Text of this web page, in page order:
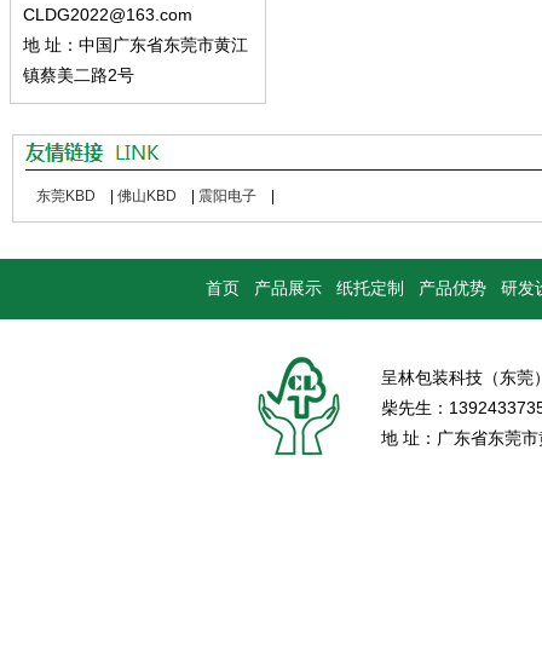
CLDG2022@163.com
地 址：中国广东省东莞市黄江
镇蔡美二路2号
东莞KBD 佛山KBD 震阳电子
首页 产品展示 纸托定制 产品优势 研发
呈林包装科技（东
柴先生：
地 址：广东省东莞